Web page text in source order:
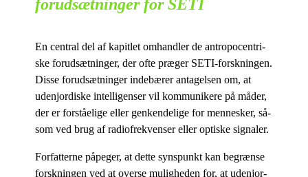
forudsætninger for SETI
En cen­tral del af ka­pit­let om­hand­ler de an­tro­po­cen­tri­
ske for­ud­sæt­nin­ger, der ofte præ­ger SETI-forsk­nin­gen.
Dis­se for­ud­sæt­nin­ger in­de­bæ­rer an­ta­gel­sen om, at
udenjor­di­ske in­tel­li­gen­ser vil kom­mu­ni­ke­re på må­der,
der er for­stå­e­li­ge el­ler gen­ken­de­li­ge for men­ne­sker, så­
som ved brug af ra­diof­re­kven­ser el­ler op­ti­ske signaler.
For­fat­ter­ne på­pe­ger, at det­te syns­punkt kan be­græn­se
forsk­nin­gen ved at over­se mu­lig­he­den for, at udenjor­